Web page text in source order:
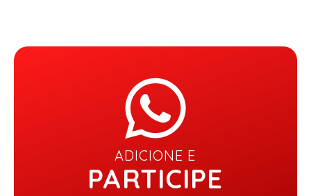
ADICIONE E
PARTICIPE